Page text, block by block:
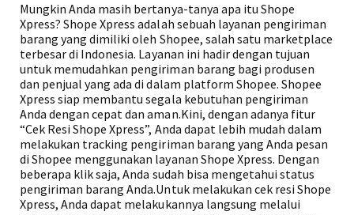
Mungkin Anda masih bertanya-tanya apa itu Shope
Xpress? Shope Xpress adalah sebuah layanan pengiriman
barang yang dimiliki oleh Shopee, salah satu marketplace
terbesar di Indonesia. Layanan ini hadir dengan tujuan
untuk memudahkan pengiriman barang bagi produsen
dan penjual yang ada di dalam platform Shopee. Shopee
Xpress siap membantu segala kebutuhan pengiriman
Anda dengan cepat dan aman.Kini, dengan adanya fitur
“Cek Resi Shope Xpress”, Anda dapat lebih mudah dalam
melakukan tracking pengiriman barang yang Anda pesan
di Shopee menggunakan layanan Shope Xpress. Dengan
beberapa klik saja, Anda sudah bisa mengetahui status
pengiriman barang Anda.Untuk melakukan cek resi Shope
Xpress, Anda dapat melakukannya langsung melalui